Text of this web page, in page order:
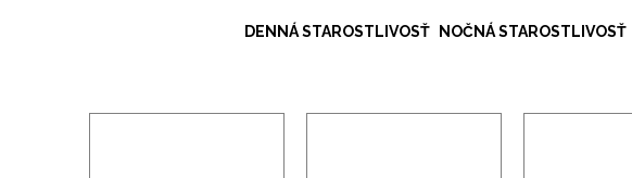
DENNÁ STAROSTLIVOSŤ NOČNÁ STAROSTLIVOSŤ